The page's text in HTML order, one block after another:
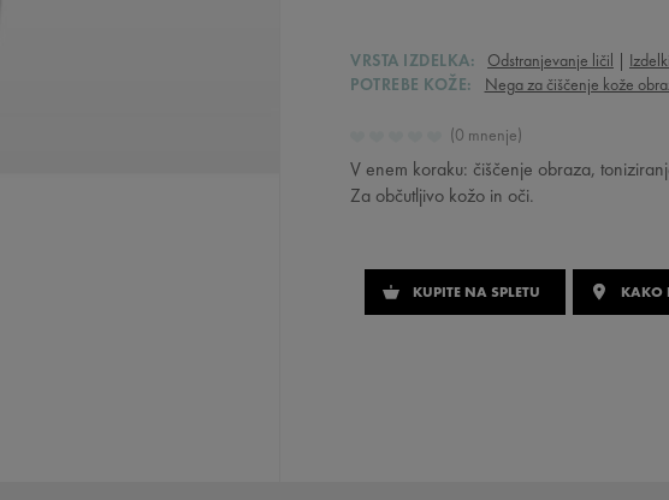
VRSTA IZDELKA: Odstranjevanje ličil
POTREBE KOŽE:
Nega za čiščenje kože
0 mnenje
V enem koraku: čiščenje obraza,
Za občutljivo kožo in oči.
KUPITE NA SPLETU KAKO